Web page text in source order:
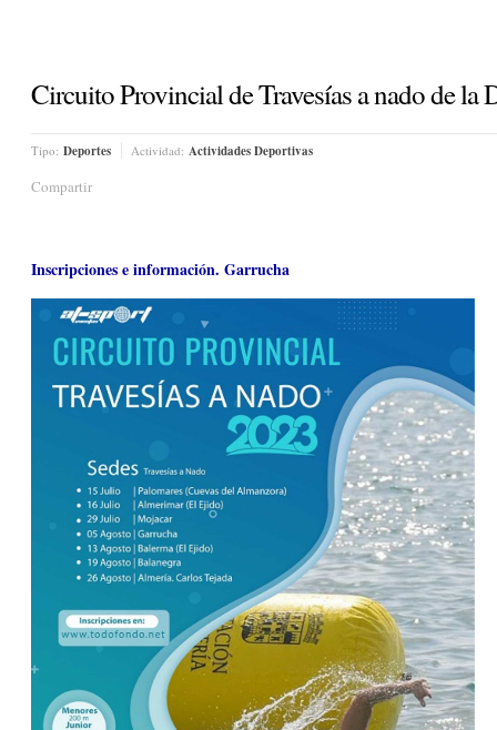
Circuito Provincial de Travesías a nado de
Tipo: Deportes Actividad: Actividades Deportivas
Compartir
Inscripciones e información. Garrucha